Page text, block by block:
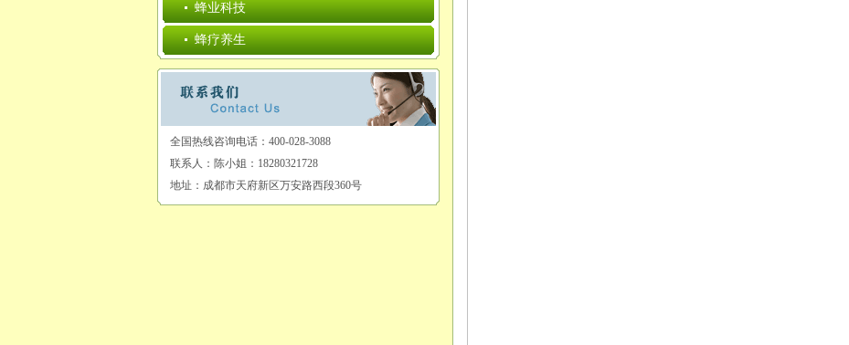
蜂业科技
蜂疗养生
全国热线咨询电话：400-028-3088
联系人：陈小姐：18280321728
地址：成都市天府新区万安路西段360号